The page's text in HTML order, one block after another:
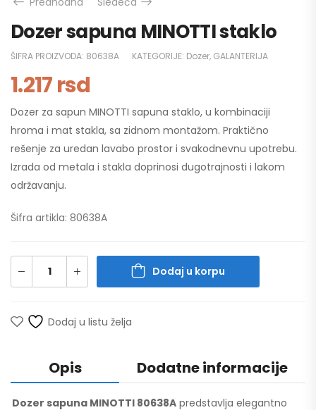
Dozer sapuna MINOTTI staklo
ŠIFRA PROIZVODA: 80638A KATEGORIJE: Dozer, GALANTERIJA
1.217rsd
Dozer za sapun MINOTTI sapuna staklo, u kombinaciji
hroma i mat stakla, sa zidnom montažom. Praktično
rešenje za uredan lavabo prostor i svakodnevnu upotrebu.
Izrada od metala i stakla doprinosi dugotrajnosti i lakom
održavanju.
Šifra artikla: 80638A
Dodaj u korpu
Dodaj u listu želja
Opis Dodatne informacije
Dozer sapuna MINOTTI 80638A predstavlja elegantno